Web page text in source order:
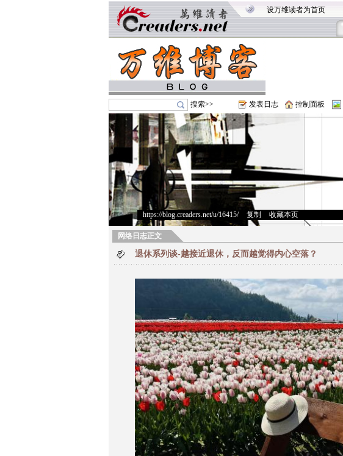
设万维读者为首页
搜索>> 发表日志 控制面板
https://blog.creaders.net/u/16415/> 复制 收藏本页
网络日志正文
退休系列谈-越接近退休，反而越觉得内心空落？